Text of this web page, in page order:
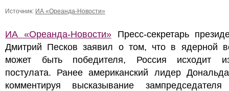
Источник: ИА «Ореанда-Новости»
ИА «Ореанда-Новости»Пресс-секретарь
Дмитрий Песков заявил о том, что в ядерной
может быть победителя, Россия исходит
постулата. Ранее американский лидер
комментируя высказывание